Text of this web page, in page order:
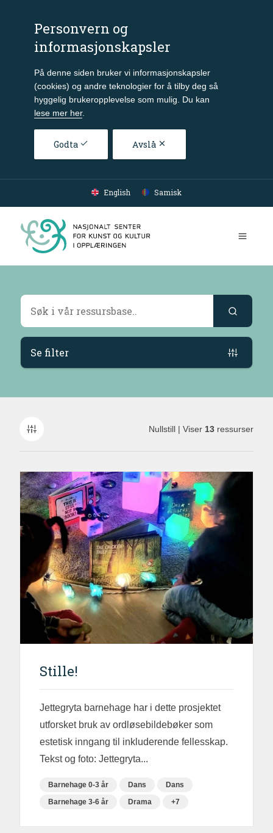
Personvern og
informasjonskapsler
På denne siden bruker vi informasjonskapsler
(cookies) og andre teknologier for å tilby deg så
hyggelig brukeropplevelse som mulig. Du kan
lese mer her.
Godta Avslå
Gå til hovedinnhold
English Samisk
Søkeresultater
Se filter
Nullstill | Viser 13 ressurser
Stille!
Jettegryta barnehage har i dette prosjektet
utforsket bruk av ordløsebildebøker som
estetisk inngang til inkluderende fellesskap.
Tekst og foto: Jettegryta...
Barnehage 0-3 år Dans
Dans
Barnehage 3-6 år
Drama +7